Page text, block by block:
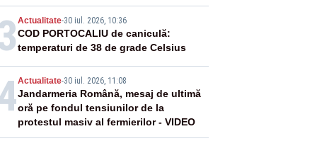
Actualitate-30 iul. 2026, 10:36
COD PORTOCALIU de caniculă:
temperaturi de 38 de grade Celsius
Actualitate-30 iul. 2026, 11:08
Jandarmeria Română, mesaj de ultimă
oră pe fondul tensiunilor de la
protestul masiv al fermierilor - VIDEO